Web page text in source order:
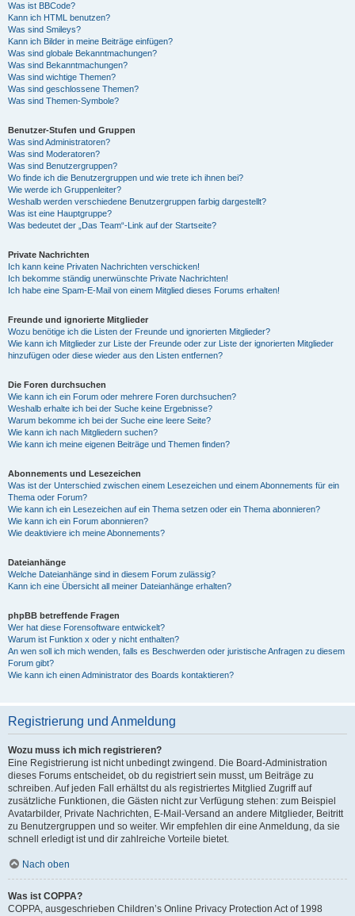
Was ist BBCode?
Kann ich HTML benutzen?
Was sind Smileys?
Kann ich Bilder in meine Beiträge einfügen?
Was sind globale Bekanntmachungen?
Was sind Bekanntmachungen?
Was sind wichtige Themen?
Was sind geschlossene Themen?
Was sind Themen-Symbole?
Benutzer-Stufen und Gruppen
Was sind Administratoren?
Was sind Moderatoren?
Was sind Benutzergruppen?
Wo finde ich die Benutzergruppen und wie trete ich ihnen bei?
Wie werde ich Gruppenleiter?
Weshalb werden verschiedene Benutzergruppen farbig dargestellt?
Was ist eine Hauptgruppe?
Was bedeutet der „Das Team“-Link auf der Startseite?
Private Nachrichten
Ich kann keine Privaten Nachrichten verschicken!
Ich bekomme ständig unerwünschte Private Nachrichten!
Ich habe eine Spam-E-Mail von einem Mitglied dieses Forums erhalten!
Freunde und ignorierte Mitglieder
Wozu benötige ich die Listen der Freunde und ignorierten Mitglieder?
Wie kann ich Mitglieder zur Liste der Freunde oder zur Liste der ignorierten Mitglieder
hinzufügen oder diese wieder aus den Listen entfernen?
Die Foren durchsuchen
Wie kann ich ein Forum oder mehrere Foren durchsuchen?
Weshalb erhalte ich bei der Suche keine Ergebnisse?
Warum bekomme ich bei der Suche eine leere Seite?
Wie kann ich nach Mitgliedern suchen?
Wie kann ich meine eigenen Beiträge und Themen finden?
Abonnements und Lesezeichen
Was ist der Unterschied zwischen einem Lesezeichen und einem Abonnements für ein
Thema oder Forum?
Wie kann ich ein Lesezeichen auf ein Thema setzen oder ein Thema abonnieren?
Wie kann ich ein Forum abonnieren?
Wie deaktiviere ich meine Abonnements?
Dateianhänge
Welche Dateianhänge sind in diesem Forum zulässig?
Kann ich eine Übersicht all meiner Dateianhänge erhalten?
phpBB betreffende Fragen
Wer hat diese Forensoftware entwickelt?
Warum ist Funktion x oder y nicht enthalten?
An wen soll ich mich wenden, falls es Beschwerden oder juristische Anfragen zu diesem
Forum gibt?
Wie kann ich einen Administrator des Boards kontaktieren?
Registrierung und Anmeldung
Wozu muss ich mich registrieren?
Eine Registrierung ist nicht unbedingt zwingend. Die Board-Administration
dieses Forums entscheidet, ob du registriert sein musst, um Beiträge zu
schreiben. Auf jeden Fall erhältst du als registriertes Mitglied Zugriff auf
zusätzliche Funktionen, die Gästen nicht zur Verfügung stehen: zum Beispiel
Avatarbilder, Private Nachrichten, E-Mail-Versand an andere Mitglieder, Beitritt
zu Benutzergruppen und so weiter. Wir empfehlen dir eine Anmeldung, da sie
schnell erledigt ist und dir zahlreiche Vorteile bietet.
Nach oben
Was ist COPPA?
COPPA, ausgeschrieben Children’s Online Privacy Protection Act of 1998